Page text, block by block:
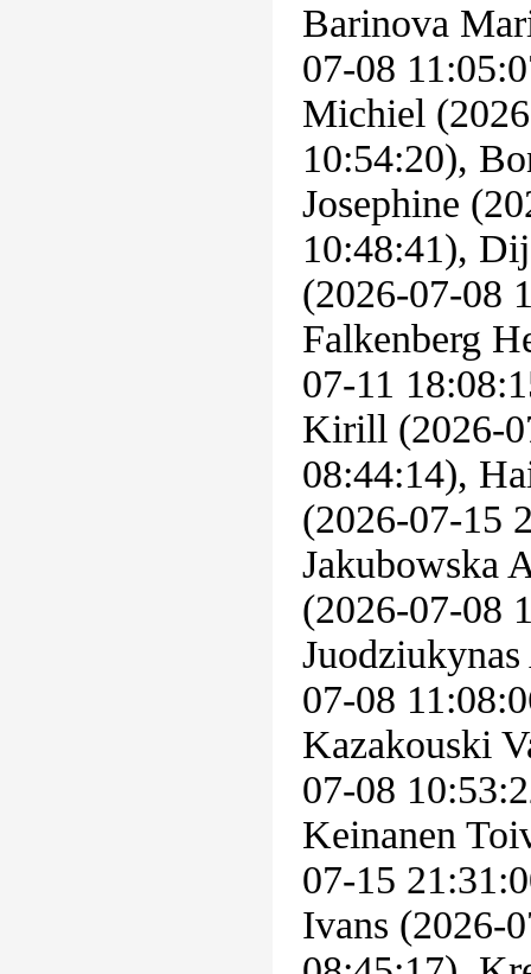
Barinova
07-08
Michiel
10:54:20),
Josephine
10:48:41),
(2026-07-08
Falkenberg
07-11
Kirill (2026-
08:44:14),
(2026-07-15
Jakubowska
(2026-07-08
07-08
Kazakouski
07-08
Keinanen
07-15
Ivans (2026-